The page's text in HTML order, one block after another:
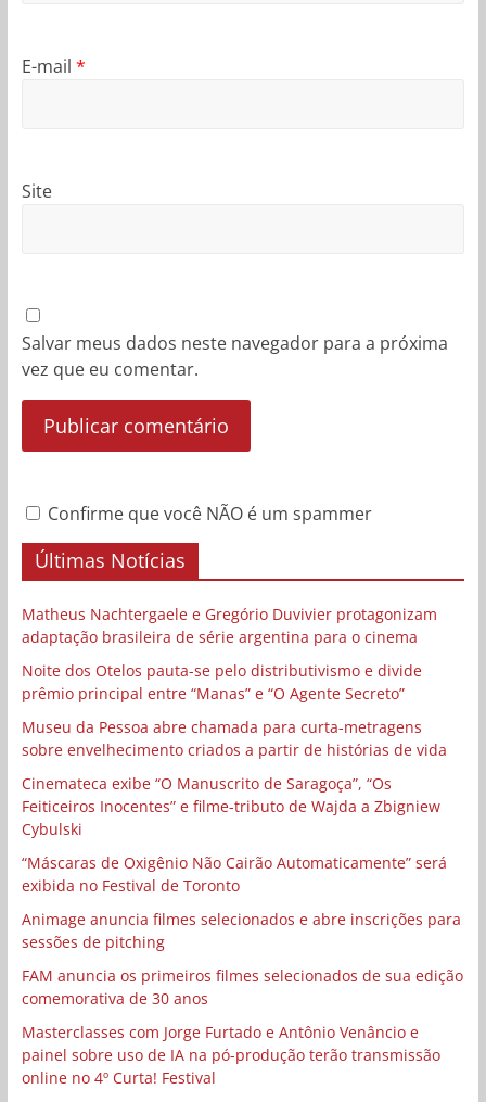
E-mail *
Site
Salvar meus dados neste navegador para a próxima
vez que eu comentar.
Confirme que você NÃO é um spammer
Últimas Notícias
Matheus Nachtergaele e Gregório Duvivier protagonizam
adaptação brasileira de série argentina para o cinema
Noite dos Otelos pauta-se pelo distributivismo e divide
prêmio principal entre “Manas” e “O Agente Secreto”
Museu da Pessoa abre chamada para curta-metragens
sobre envelhecimento criados a partir de histórias de vida
Cinemateca exibe “O Manuscrito de Saragoça”, “Os
Feiticeiros Inocentes” e filme-tributo de Wajda a Zbigniew
Cybulski
“Máscaras de Oxigênio Não Cairão Automaticamente” será
exibida no Festival de Toronto
Animage anuncia filmes selecionados e abre inscrições para
sessões de pitching
FAM anuncia os primeiros filmes selecionados de sua edição
comemorativa de 30 anos
Masterclasses com Jorge Furtado e Antônio Venâncio e
painel sobre uso de IA na pó-produção terão transmissão
online no 4º Curta! Festival